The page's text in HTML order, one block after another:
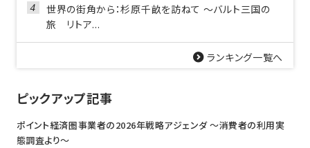
世界の街角から：杉原千畝を訪ねて ～バルト三国の
旅 リトア...
ランキング一覧へ
ピックアップ記事
ポイント経済圏事業者の2026年戦略アジェンダ 〜消費者の利用実
態調査より〜